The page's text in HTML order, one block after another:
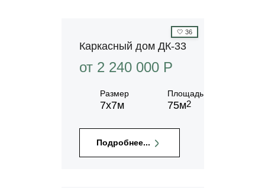
🤍 36
Каркасный дом ДК-33
от 2 240 000 P
Размер
7х7м
Площадь
75м2
Подробнее...